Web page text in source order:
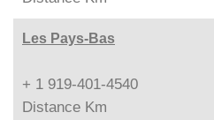
Les Pays-Bas
+ 1 919-401-4540
Distance Km